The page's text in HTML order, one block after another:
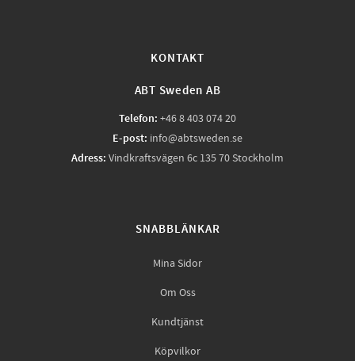
KONTAKT
ABT Sweden AB
Telefon: +46 8 403 074 20
E-post: info@abtsweden.se
Adress: Vindkraftsvägen 6c 135 70 Stockholm
SNABBLÄNKAR
Mina Sidor
Om Oss
Kundtjänst
Köpvilkor